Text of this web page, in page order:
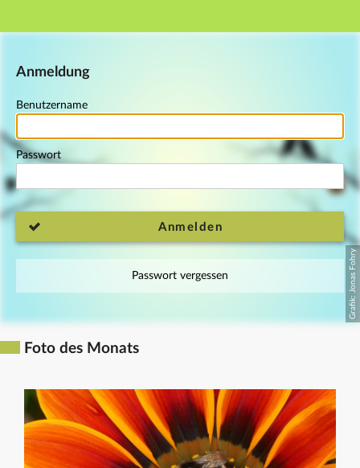
Hauptnavigation
Anmeldung
Benutzername
Passwort
Anmelden
Passwort vergessen
Foto des Monats